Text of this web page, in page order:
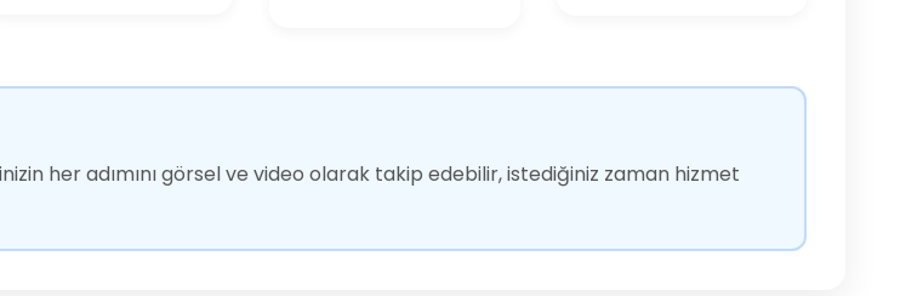
her adımını görsel ve video olarak takip edebilir, istediğiniz zaman hizmet